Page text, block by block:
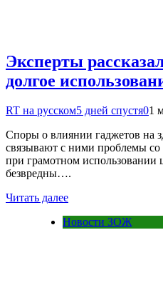
Эксперты
долгое
RT на русском5 дней спустя01
Споры о влиянии гаджетов на
связывают с ними проблемы со
при грамотном использовании
безвредны….
Читать далее
Новости ЗОЖ